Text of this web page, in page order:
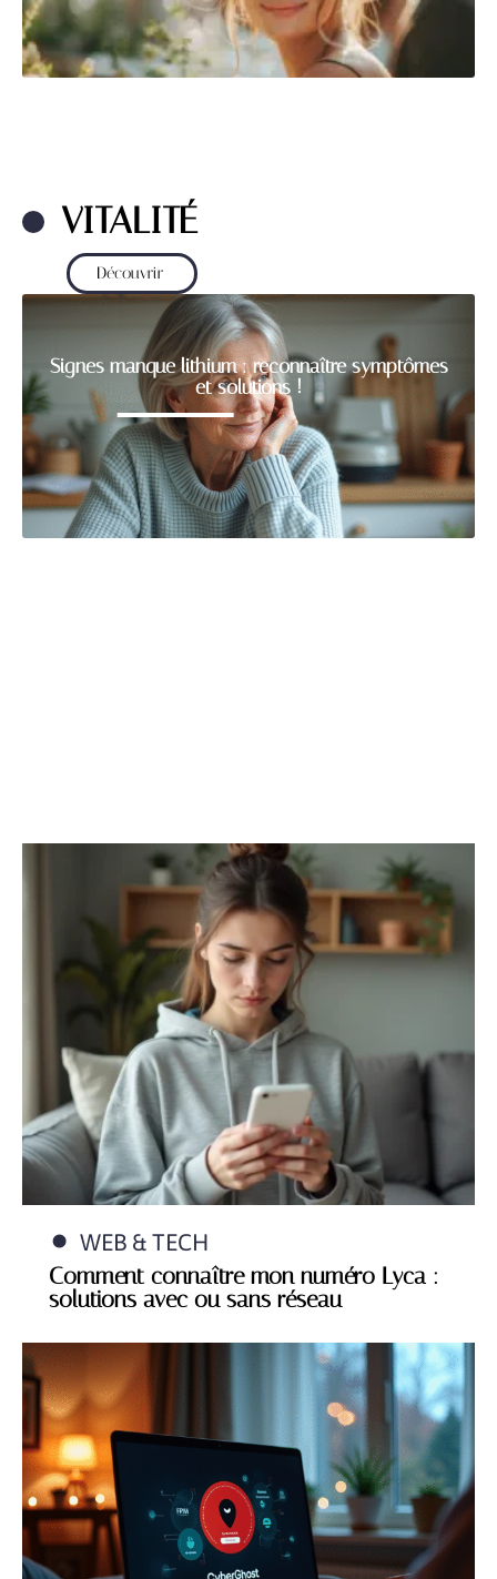
VITALITÉ
Découvrir
Signes manque lithium : reconnaître symptômes
et solutions !
WEB & TECH
Comment connaître mon numéro Lyca :
solutions avec ou sans réseau